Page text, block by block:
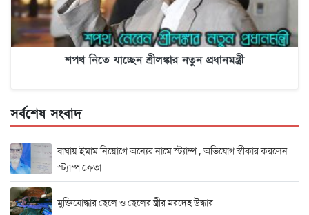
শপথ নিতে যাচ্ছেন শ্রীলঙ্কার নতুন প্রধানমন্ত্রী
সর্বশেষ সংবাদ
বাঘায় ইমাম নিয়োগে অন্যের নামে স্ট্যাম্প , অভিযোগ স্বীকার করলেন
স্ট্যাম্প ক্রেতা
মুক্তিযোদ্ধার ছেলে ও ছেলের স্ত্রীর মরদেহ উদ্ধার